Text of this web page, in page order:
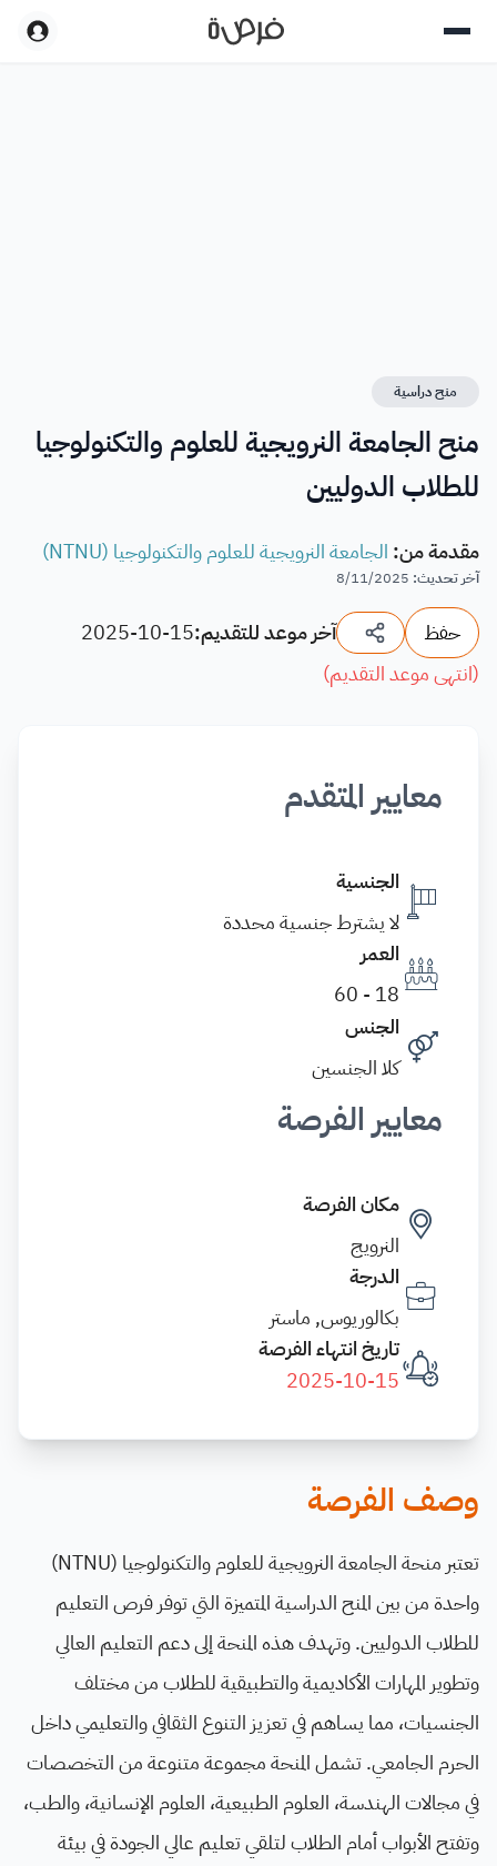
منح دراسية
منح الجامعة النرويجية للعلوم والتكنولوجيا
للطلاب الدوليين
مقدمة من: الجامعة النرويجية للعلوم والتكنولوجيا (NTNU)
آخر تحديث:
8/11/2025
حفظ آخر موعد للتقديم:2025-10-15
(انتهى موعد التقديم)
معايير المتقدم
الجنسية
لا يشترط جنسية محددة
العمر
18 - 60
الجنس
كلا الجنسين
معايير الفرصة
مكان الفرصة
النرويج
الدرجة
بكالوريوس, ماستر
تاريخ انتهاء الفرصة
2025-10-15
وصف الفرصة
تعتبر منحة الجامعة النرويجية للعلوم والتكنولوجيا (NTNU)
واحدة من بين المنح الدراسية المتميزة التي توفر فرص التعليم
للطلاب الدوليين. وتهدف هذه المنحة إلى دعم التعليم العالي
وتطوير المهارات الأكاديمية والتطبيقية للطلاب من مختلف
الجنسيات، مما يساهم في تعزيز التنوع الثقافي والتعليمي داخل
الحرم الجامعي. تشمل المنحة مجموعة متنوعة من التخصصات
في مجالات الهندسة، العلوم الطبيعية، العلوم الإنسانية، والطب،
وتفتح الأبواب أمام الطلاب لتلقي تعليم عالي الجودة في بيئة